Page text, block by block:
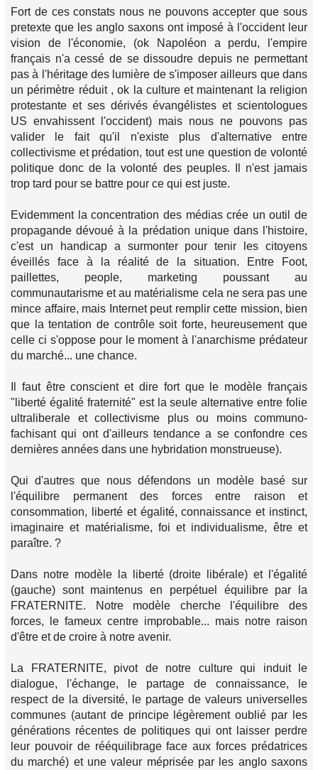
Fort de ces constats nous ne pouvons accepter que sous
pretexte que les anglo saxons ont imposé à l'occident leur
vision de l'économie, (ok Napoléon a perdu, l'empire
français n'a cessé de se dissoudre depuis ne permettant
pas à l'héritage des lumière de s'imposer ailleurs que dans
un périmètre réduit , ok la culture et maintenant la religion
protestante et ses dérivés évangélistes et scientologues
US envahissent l'occident) mais nous ne pouvons pas
valider le fait qu'il n'existe plus d'alternative entre
collectivisme et prédation, tout est une question de volonté
politique donc de la volonté des peuples. Il n'est jamais
trop tard pour se battre pour ce qui est juste.
Evidemment la concentration des médias crée un outil de
propagande dévoué à la prédation unique dans l'histoire,
c'est un handicap a surmonter pour tenir les citoyens
éveillés face à la réalité de la situation. Entre Foot,
paillettes, people, marketing poussant au
communautarisme et au matérialisme cela ne sera pas une
mince affaire, mais Internet peut remplir cette mission, bien
que la tentation de contrôle soit forte, heureusement que
celle ci s'oppose pour le moment à l'anarchisme prédateur
du marché... une chance.
Il faut être conscient et dire fort que le modèle français
"liberté égalité fraternité" est la seule alternative entre folie
ultraliberale et collectivisme plus ou moins communo-
fachisant qui ont d'ailleurs tendance a se confondre ces
dernières années dans une hybridation monstrueuse).
Qui d'autres que nous défendons un modèle basé sur
l'équilibre permanent des forces entre raison et
consommation, liberté et égalité, connaissance et instinct,
imaginaire et matérialisme, foi et individualisme, être et
paraître. ?
Dans notre modèle la liberté (droite libérale) et l'égalité
(gauche) sont maintenus en perpétuel équilibre par la
FRATERNITE. Notre modèle cherche l'équilibre des
forces, le fameux centre improbable... mais notre raison
d'être et de croire à notre avenir.
La FRATERNITE, pivot de notre culture qui induit le
dialogue, l'échange, le partage de connaissance, le
respect de la diversité, le partage de valeurs universelles
communes (autant de principe légèrement oublié par les
générations récentes de politiques qui ont laisser perdre
leur pouvoir de rééquilibrage face aux forces prédatrices
du marché) et une valeur méprisée par les anglo saxons